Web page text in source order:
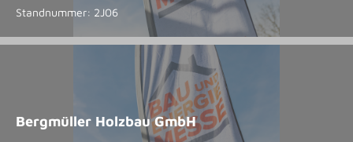
Standnummer: 2J06
Bergmüller Holzbau GmbH